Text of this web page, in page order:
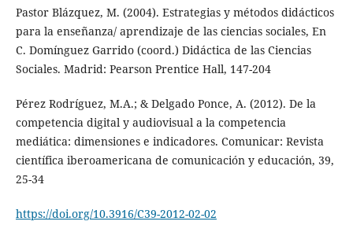
Pastor Blázquez, M. (2004). Estrategias y métodos didácticos
para la enseñanza/ aprendizaje de las ciencias sociales, En
C. Domínguez Garrido (coord.) Didáctica de las Ciencias
Sociales. Madrid: Pearson Prentice Hall, 147-204
Pérez Rodríguez, M.A.; & Delgado Ponce, A. (2012). De la
competencia digital y audiovisual a la competencia
mediática: dimensiones e indicadores. Comunicar: Revista
científica iberoamericana de comunicación y educación, 39,
25-34
https://doi.org/10.3916/C39-2012-02-02